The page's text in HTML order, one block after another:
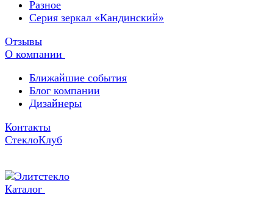
Разное
Серия зеркал «Кандинский»
Отзывы
О компании
Ближайшие события
Блог компании
Дизайнеры
Контакты
СтеклоКлуб
Каталог